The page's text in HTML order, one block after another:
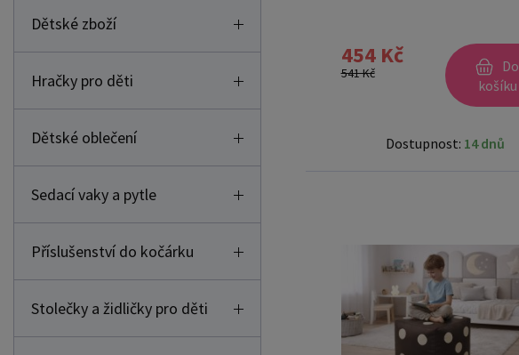
Dětské zboží
Hračky pro děti
Dětské oblečení
Sedací vaky a pytle
Příslušenství do kočárku
Stolečky a židličky pro děti
454 Kč
541 Kč
Do
košíku
Dostupnost: 14 dnů